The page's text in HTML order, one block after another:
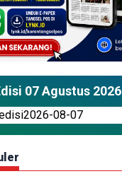
07 Agustus 2026